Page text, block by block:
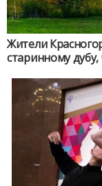
Жители
старинному